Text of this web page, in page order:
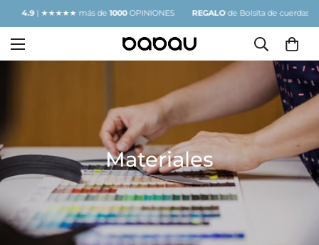
| ★★★★★ más de1000 OPINIONES REGALOde Bolsita de cuerdas 4.9
Materiales